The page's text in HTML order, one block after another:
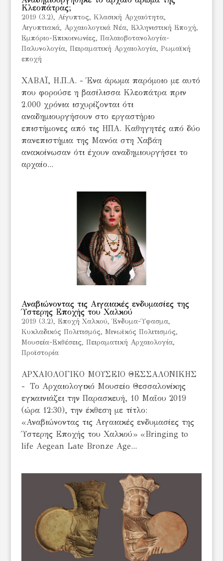
Κλεοπάτρας;
2019 (3.2), Aίγυπτος, Kλασική Αρχαιότητα,
Αιγυπτιακά, Αρχαιολογικά Νέα, Ελληνιστική Εποχή,
Εμπόριο-Επικοινωνίες, Παλαιοβοτανολογία-
Παλυνολογία, Πειραματική Αρχαιολογία, Ρωμαϊκή
εποχή
ΧΑΒΑΪ, Η.Π.Α. - Ένα άρωμα παρόμοιο με αυτό
που φορούσε η βασίλισσα Κλεοπάτρα πριν
2.000 χρόνια ισχυρίζονται ότι
αναδημιουργήσουν στο εργαστήριο
επιστήμονες από τις ΗΠΑ. Καθηγητές από δύο
πανεπιστήμια της Μανόα στη Χαβάη
ανακοίνωσαν ότι έχουν αναδημιουργήσει το
αρχαίο...
Αναβιώνοντας τις Αιγαιακές ενδυμασίες της
Ύστερης Εποχής του Χαλκού
2019 (3.2), Eποχή Χαλκού,Ένδυμα-Ύφασμα,
Κυκλαδικός Πολιτισμός, Μινωϊκός Πολιτισμός,
Μουσεία-Εκθέσεις, Πειραματική Αρχαιολογία,
Προϊστορία
ΑΡΧΑΙΟΛΟΓΙΚΟ ΜΟΥΣΕΙΟ ΘΕΣΣΑΛΟΝΙΚΗΣ
- Το Αρχαιολογικό Μουσείο Θεσσαλονίκης
εγκαινιάζει την Παρασκευή, 10 Μαΐου 2019
(ώρα 12:30), την έκθεση με τίτλο:
«Αναβιώνοντας τις Αιγαιακές ενδυμασίες της
Ύστερης Εποχής του Χαλκού» «Bringing to
life Aegean Late Bronze Age...